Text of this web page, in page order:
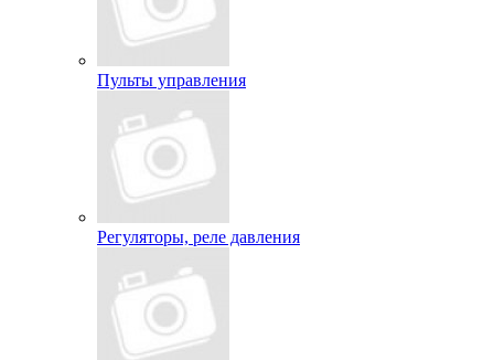
Пульты управления
Регуляторы, реле давления